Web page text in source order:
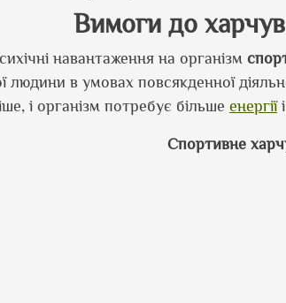
Вимоги до
навантаження на організм
людини в умовах повсякденної
і організм потребує більше енергіїі
Спортивне